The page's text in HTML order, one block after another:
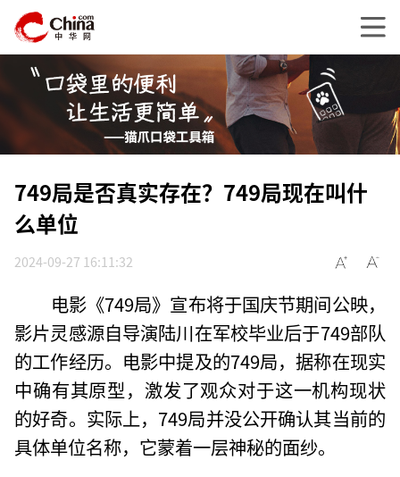
749局是否真实存在？749局现在叫什
么单位
2024-09-27 16:11:32
电影《749局》宣布将于国庆节期间公映，
影片灵感源自导演陆川在军校毕业后于749部队
的工作经历。电影中提及的749局，据称在现实
中确有其原型，激发了观众对于这一机构现状
的好奇。实际上，749局并没公开确认其当前的
具体单位名称，它蒙着一层神秘的面纱。